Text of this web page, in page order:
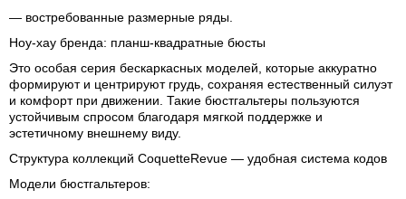
— востребованные размерные ряды.
Ноу-хау бренда: планш-квадратные бюсты
Это особая серия бескаркасных моделей, которые аккуратно
формируют и центрируют грудь, сохраняя естественный силуэт
и комфорт при движении. Такие бюстгальтеры пользуются
устойчивым спросом благодаря мягкой поддержке и
эстетичному внешнему виду.
Структура коллекций CoquetteRevue — удобная система кодов
Модели бюстгальтеров: